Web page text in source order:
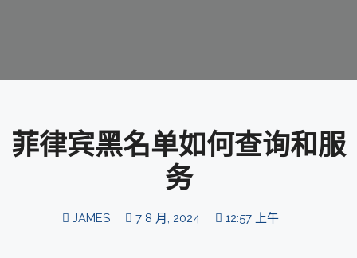
菲律宾黑名单如何查询和服
务
JAMES 7 8 月, 2024 12:57 上午